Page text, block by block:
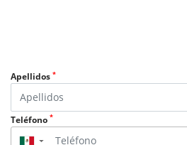
Apellidos *
Teléfono *
▼